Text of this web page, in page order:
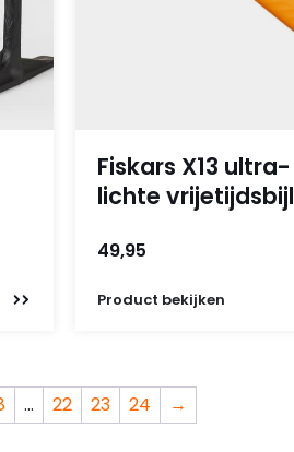
Fiskars X13 ultra-
lichte vrijetijdsbijl
49,95
Product bekijken
… 22 23 24 →